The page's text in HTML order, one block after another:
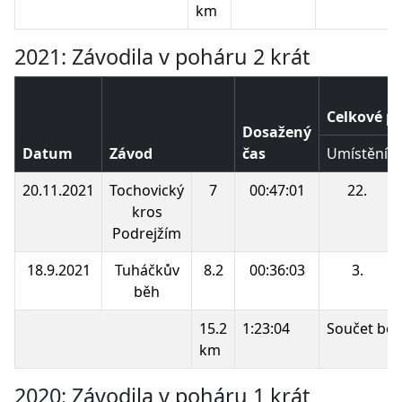
km
2021: Závodila v poháru 2 krát
Datum Závod
Dosažený
čas
Celkové
Umístění
20.11.2021
Tochovický
kros
Podrejžím
7 00:47:01 22.
18.9.2021
Tuháčkův
běh
8.2 00:36:03 3.
15.2
km
1:23:04 Součet
2020: Závodila v poháru 1 krát